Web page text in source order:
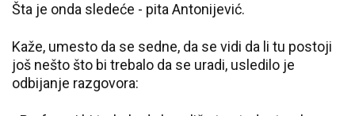
Šta je onda sledeće - pita Antonijević.
Kaže, umesto da se sedne, da se vidi da li tu postoji
još nešto što bi trebalo da se uradi, usledilo je
odbijanje razgovora: